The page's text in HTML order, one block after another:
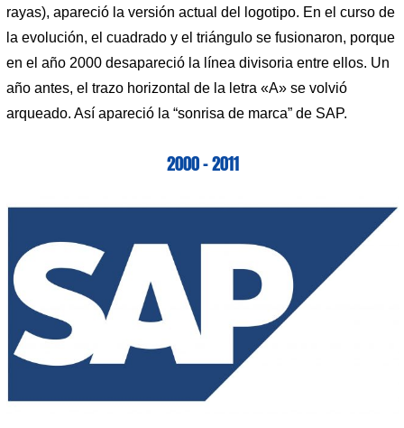
rayas), apareció la versión actual del logotipo. En el curso de
la evolución, el cuadrado y el triángulo se fusionaron, porque
en el año 2000 desapareció la línea divisoria entre ellos. Un
año antes, el trazo horizontal de la letra «A» se volvió
arqueado. Así apareció la “sonrisa de marca” de SAP.
2000 – 2011